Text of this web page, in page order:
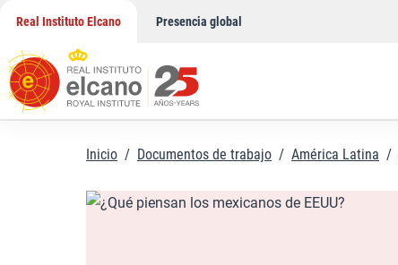
contenido
Real Instituto Elcano Presencia global
Inicio / Documentos de trabajo / América Latina /